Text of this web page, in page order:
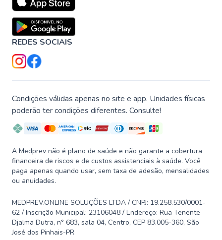
REDES SOCIAIS
Condições válidas apenas no site e app. Unidades físicas
poderão ter condições diferentes. Consulte!
A Medprev não é plano de saúde e não garante a cobertura
financeira de riscos e de custos assistenciais à saúde. Você
paga apenas quando usar, sem taxa de adesão, mensalidades
ou anuidades.
MEDPREV.ONLINE SOLUÇÕES LTDA / CNPJ: 19.258.530/0001-
62 / Inscrição Municipal: 23106048 / Endereço: Rua Tenente
Djalma Dutra, n° 683, sala 04, Centro, CEP 83.005-360, São
José dos Pinhais-PR